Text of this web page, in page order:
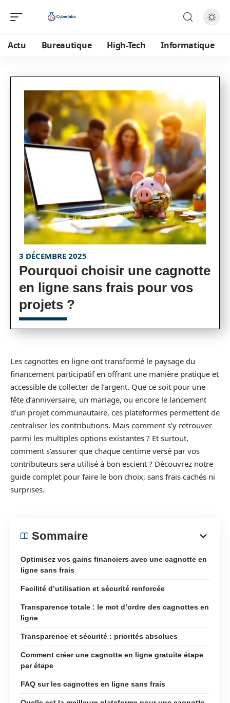
Actu Bureautique High-Tech Informatique
3 DÉCEMBRE 2025
Pourquoi choisir une cagnotte
en ligne sans frais pour vos
projets ?
Les cagnottes en ligne ont transformé le paysage du
financement participatif en offrant une manière pratique et
accessible de collecter de l’argent. Que ce soit pour une
fête d’anniversaire, un mariage, ou encore le lancement
d’un projet communautaire, ces plateformes permettent de
centraliser les contributions. Mais comment s’y retrouver
parmi les multiples options existantes ? Et surtout,
comment s’assurer que chaque centime versé par vos
contributeurs sera utilisé à bon escient ? Découvrez notre
guide complet pour faire le bon choix, sans frais cachés ni
surprises.
Sommaire
Optimisez vos gains financiers avec une cagnotte en
ligne sans frais
Facilité d’utilisation et sécurité renforcée
Transparence totale : le mot d’ordre des cagnottes en
ligne
Transparence et sécurité : priorités absolues
Comment créer une cagnotte en ligne gratuite étape
par étape
FAQ sur les cagnottes en ligne sans frais